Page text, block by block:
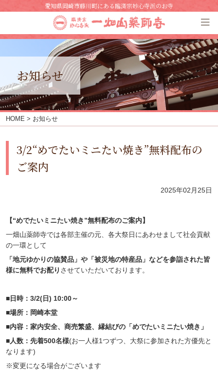
愛知県岡崎市藤川町にある臨済宗妙心寺派のお寺
お知らせ
HOME > お知らせ
3/2“めでたいミニたい焼き”無料配布の
ご案内
2025年02月25日
【“めでたいミニたい焼き”無料配布のご案内】
一畑山薬師寺では各部主催の元、各大祭日にあわせまして社会貢献
の一環として
「地元ゆかりの協賛品」や 「被災地の特産品」などを参詣された皆
様に無料でお配り させていただいております。
■日時：3/2(日) 10:00～
■場所：岡崎本堂
■内容：家内安全、商売繁盛、縁結びの「めでたいミニたい焼き」
■人数：先着500名様(お一人様1つずつ、大祭に参加された方優先と
なります)
※変更になる場合がございます